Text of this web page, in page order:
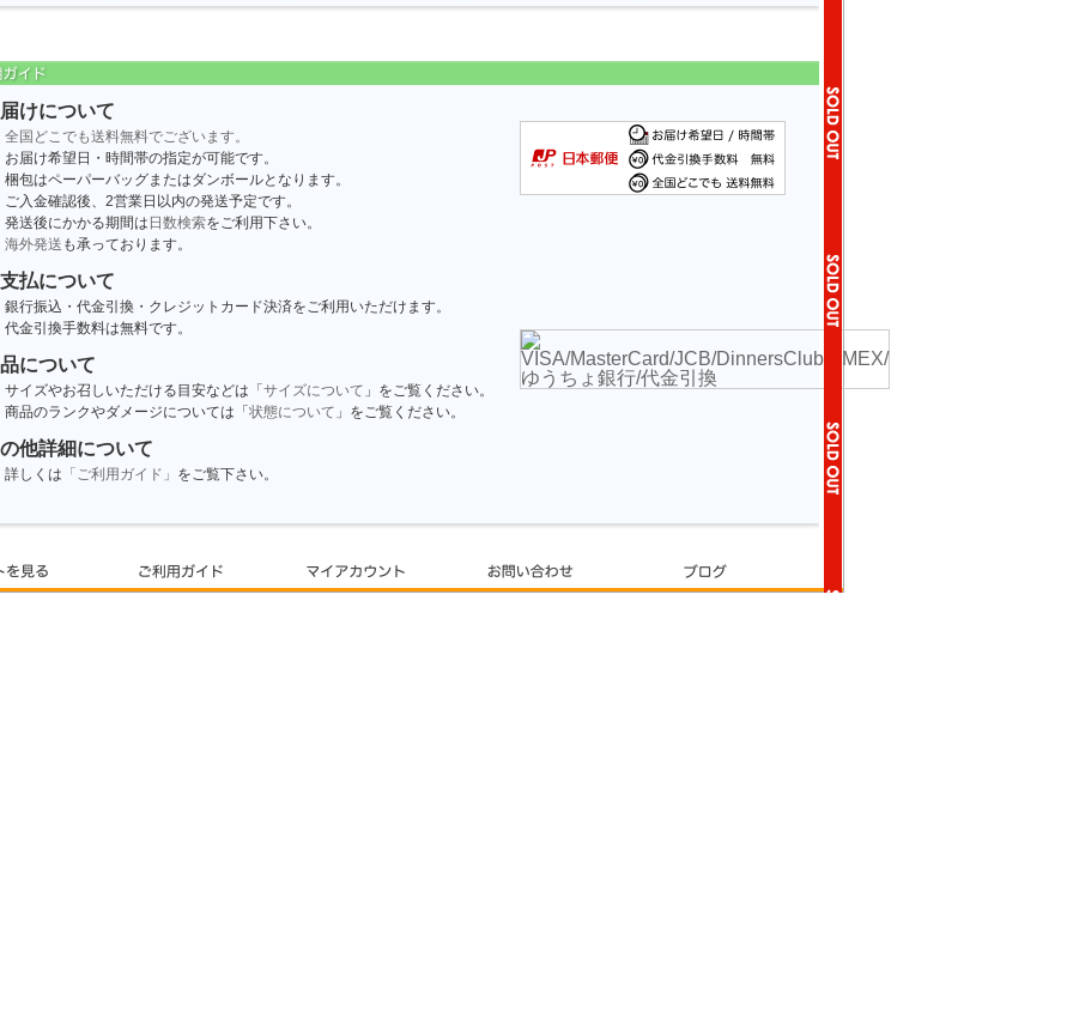
けについて
全国どこでも送料無料でございます。
お届け希望日・時間帯の指定が可能です。
梱包はペーパーバッグまたはダンボールとなります。
ご入金確認後、2営業日以内の発送予定です。
発送後にかかる期間は 日数検索をご利用下さい。
海外発送 も承っております。
払について
銀行振込・代金引換・クレジットカード決済をご利用いただけます。
代金引換手数料は無料です。
について
サイズやお召しいただける目安などは「 サイズについて 」をご覧ください。
商品のランクやダメージについては「 状態について 」をご覧ください。
他詳細について
詳しくは 「ご利用ガイド」 をご覧下さい。